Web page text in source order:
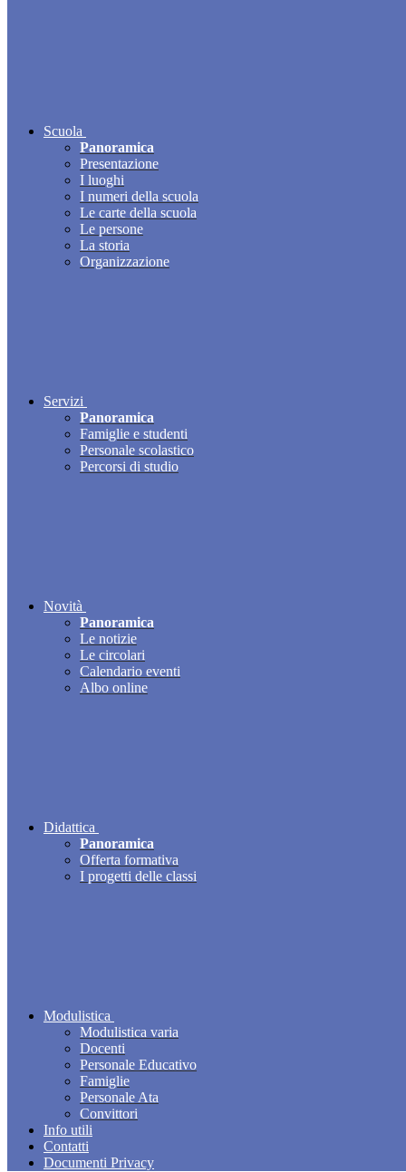
Scuola
Panoramica
Presentazione
I luoghi
I numeri della scuola
Le carte della scuola
Le persone
La storia
Organizzazione
Servizi
Panoramica
Famiglie e studenti
Personale scolastico
Percorsi di studio
Novità
Panoramica
Le notizie
Le circolari
Calendario eventi
Albo online
Didattica
Panoramica
Offerta formativa
I progetti delle classi
Modulistica
Modulistica varia
Docenti
Personale Educativo
Famiglie
Personale Ata
Convittori
Info utili
Contatti
Documenti Privacy